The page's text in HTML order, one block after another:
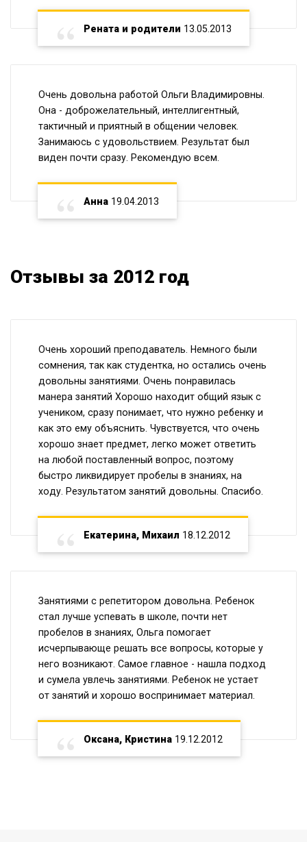
Рената и родители 13.05.2013
Очень довольна работой Ольги Владимировны.
Она - доброжелательный, интеллигентный,
тактичный и приятный в общении человек.
Занимаюсь с удовольствием. Результат был
виден почти сразу. Рекомендую всем.
Анна 19.04.2013
Отзывы за 2012 год
Очень хороший преподаватель. Немного были
сомнения, так как студентка, но остались очень
довольны занятиями. Очень понравилась
манера занятий Хорошо находит общий язык с
учеником, сразу понимает, что нужно ребенку и
как это ему объяснить. Чувствуется, что очень
хорошо знает предмет, легко может ответить
на любой поставленный вопрос, поэтому
быстро ликвидирует пробелы в знаниях, на
ходу. Результатом занятий довольны. Спасибо.
Екатерина, Михаил 18.12.2012
Занятиями с репетитором довольна. Ребенок
стал лучше успевать в школе, почти нет
пробелов в знаниях, Ольга помогает
исчерпывающе решать все вопросы, которые у
него возникают. Самое главное - нашла подход
и сумела увлечь занятиями. Ребенок не устает
от занятий и хорошо воспринимает материал.
Оксана, Кристина 19.12.2012